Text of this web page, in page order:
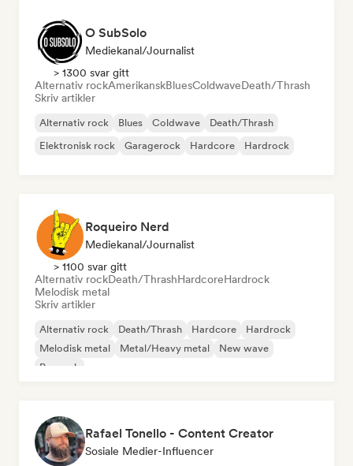
O SubSolo
Mediekanal/journalist
> 1300 svar gitt
Alternativ rockAmerikanskBluesColdwaveDeath/Thrash
Skriv artikler
Alternativ rock Blues Coldwave
Death/Thrash
Elektronisk rock
Garagerock Hardcore Hardrock
Roqueiro Nerd
Mediekanal/journalist
> 1100 svar gitt
Alternativ rockDeath/ThrashHardcoreHardrock
Melodisk metal
Skriv artikler
Alternativ rock Death/Thrash Hardcore
Hardrock
Melodisk metal
Metal/Heavy metal
New wave
Poprock
Rafael Tonello - Content Creator
Sosiale Medier-Influencer